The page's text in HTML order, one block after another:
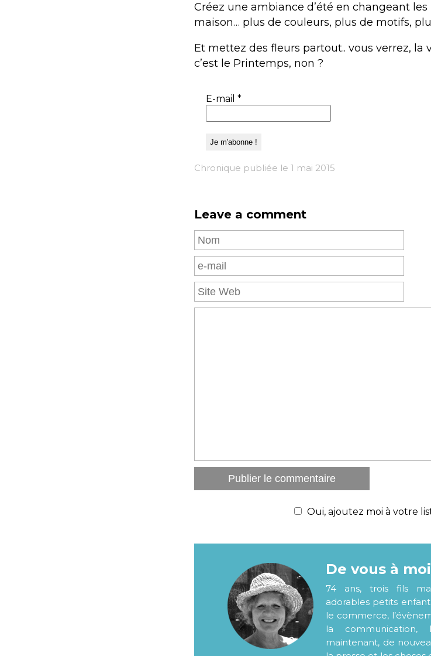
Créez une ambiance d’été en changeant
maison… plus de couleurs, plus de motifs,
Et mettez des fleurs partout.. vous verrez, la
c’est le Printemps, non ?
E-mail *
Chronique publiée le 1 mai 2015
Leave a comment
Oui, ajoutez moi à votre
De vous à
74 ans, trois fils
adorables petits
le commerce,
la
maintenant, de